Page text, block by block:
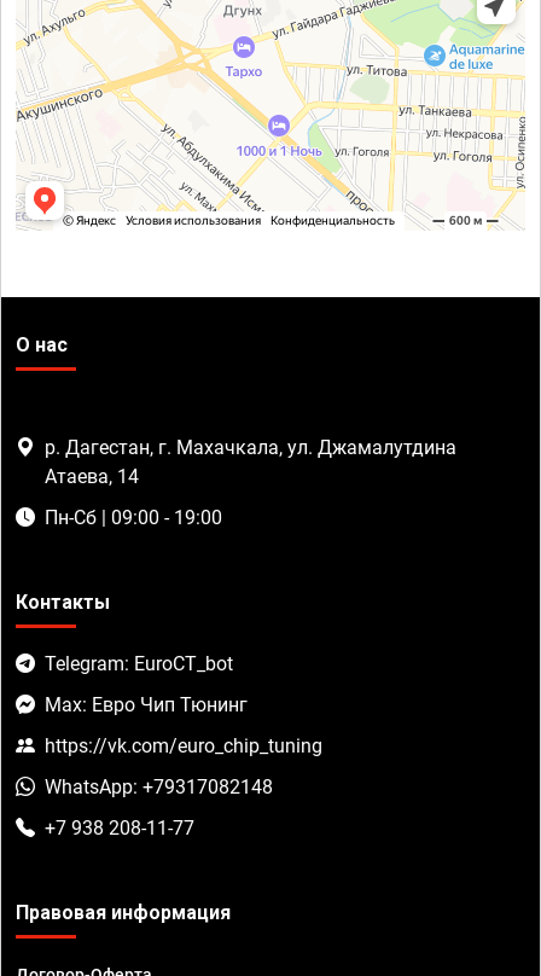
О нас
р. Дагестан, г. Махачкала, ул. Джамалутдина
Атаева, 14
Пн-Сб | 09:00 - 19:00
Контакты
Telegram: EuroCT_bot
Max: Евро Чип Тюнинг
https://vk.com/euro_chip_tuning
WhatsApp: +79317082148
+7 938 208-11-77
Правовая информация